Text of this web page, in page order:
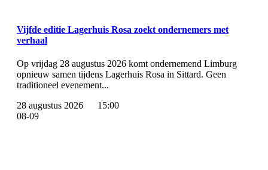
Vijfde editie Lagerhuis Rosa zoekt ondernemers met
verhaal
Op vrijdag 28 augustus 2026 komt ondernemend Limburg
opnieuw samen tijdens Lagerhuis Rosa in Sittard. Geen
traditioneel evenement...
28 augustus 2026
15:00
08-09